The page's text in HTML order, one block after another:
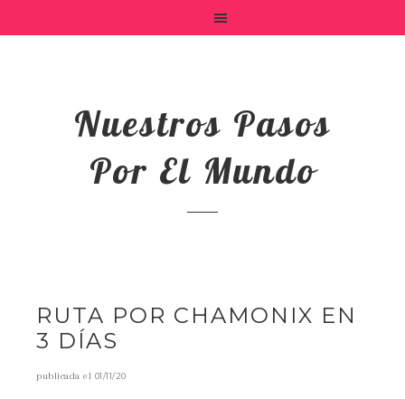
Nuestros Pasos
Por El Mundo
RUTA POR CHAMONIX EN
3 DÍAS
publicada el 01/11/20